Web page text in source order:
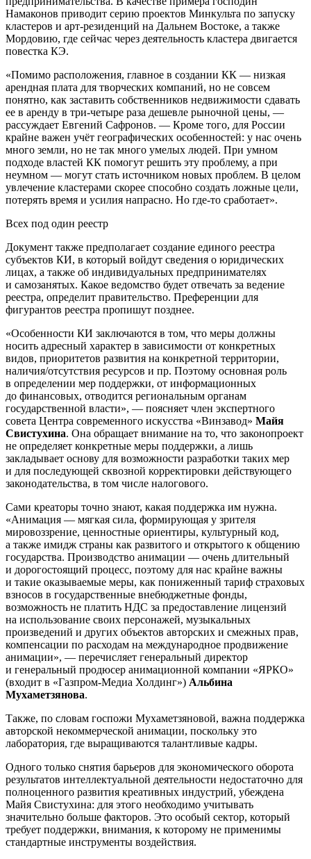
Намаконов приводит серию проектов Минкульта по запуску
кластеров и арт-резиденций на Дальнем Востоке, а также
Мордовию, где сейчас через деятельность кластера двигается
повестка КЭ.
«Помимо расположения, главное в создании КК — низкая
арендная плата для творческих компаний, но не совсем
понятно, как заставить собственников недвижимости сдавать
ее в аренду в три-четыре раза дешевле рыночной цены, —
рассуждает Евгений Сафронов. — Кроме того, для России
крайне важен учёт географических особенностей: у нас очень
много земли, но не так много умелых людей. При умном
подходе властей КК помогут решить эту проблему, а при
неумном — могут стать источником новых проблем. В целом
увлечение кластерами скорее способно создать ложные цели,
потерять время и усилия напрасно. Но где-то сработает».
Всех под один реестр
Документ также предполагает создание единого реестра
субъектов КИ, в который войдут сведения о юридических
лицах, а также об индивидуальных предпринимателях
и самозанятых. Какое ведомство будет отвечать за ведение
реестра, определит правительство. Преференции для
фигурантов реестра пропишут позднее.
«Особенности КИ заключаются в том, что меры должны
носить адресный характер в зависимости от конкретных
видов, приоритетов развития на конкретной территории,
наличия/отсутствия ресурсов и пр. Поэтому основная роль
в определении мер поддержки, от информационных
до финансовых, отводится региональным органам
государственной власти», — поясняет член экспертного
совета Центра современного искусства «Винзавод» Майя
Свистухина. Она обращает внимание на то, что законопроект
не определяет конкретные меры поддержки, а лишь
закладывает основу для возможности разработки таких мер
и для последующей сквозной корректировки действующего
законодательства, в том числе налогового.
Сами креаторы точно знают, какая поддержка им нужна.
«Анимация — мягкая сила, формирующая у зрителя
мировоззрение, ценностные ориентиры, культурный код,
а также имидж страны как развитого и открытого к общению
государства. Производство анимации — очень длительный
и дорогостоящий процесс, поэтому для нас крайне важны
и такие оказываемые меры, как пониженный тариф страховых
взносов в государственные внебюджетные фонды,
возможность не платить НДС за предоставление лицензий
на использование своих персонажей, музыкальных
произведений и других объектов авторских и смежных прав,
компенсации по расходам на международное продвижение
анимации», — перечисляет генеральный директор
и генеральный продюсер анимационной компании «ЯРКО»
(входит в «Газпром-Медиа Холдинг») Альбина
Мухаметзянова.
Также, по словам госпожи Мухаметзяновой, важна поддержка
авторской некоммерческой анимации, поскольку это
лаборатория, где выращиваются талантливые кадры.
Одного только снятия барьеров для экономического оборота
результатов интеллектуальной деятельности недостаточно для
полноценного развития креативных индустрий, убеждена
Майя Свистухина: для этого необходимо учитывать
значительно больше факторов. Это особый сектор, который
требует поддержки, внимания, к которому не применимы
стандартные инструменты воздействия.